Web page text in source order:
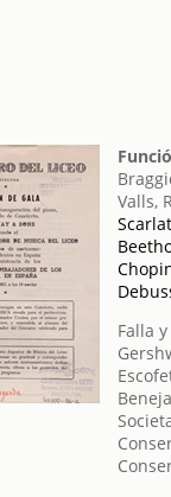
Valls,
Falla